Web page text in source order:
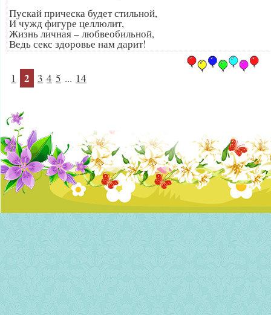
Пускай прическа будет стильной,
И чужд фигуре целлюлит,
Жизнь личная – любвеобильной,
Ведь секс здоровье нам дарит!
1 2 3 4 5 ... 14